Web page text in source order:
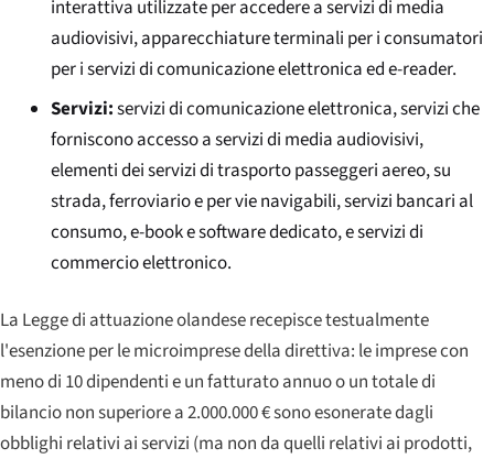
interattiva utilizzate per accedere a servizi di media
audiovisivi, apparecchiature terminali per i consumatori
per i servizi di comunicazione elettronica ed e-reader.
Servizi:servizi di comunicazione elettronica, servizi che
forniscono accesso a servizi di media audiovisivi,
elementi dei servizi di trasporto passeggeri aereo, su
strada, ferroviario e per vie navigabili, servizi bancari al
consumo, e-book e software dedicato, e servizi di
commercio elettronico.
La Legge di attuazione olandese recepisce testualmente
l'esenzione per le microimprese della direttiva: le imprese con
meno di 10 dipendenti e un fatturato annuo o un totale di
bilancio non superiore a 2.000.000 € sono esonerate dagli
obblighi relativi ai servizi (ma non da quelli relativi ai prodotti,